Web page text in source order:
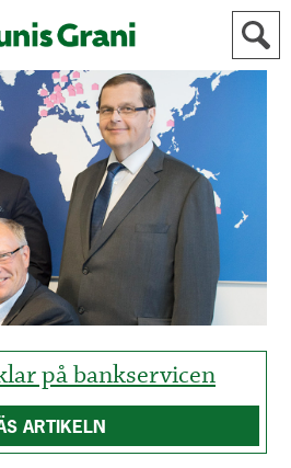
FÖR
på bankservicen
ARTIKELN